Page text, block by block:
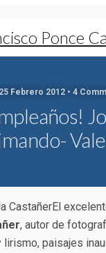
Ponce
25 Febrero 2012 • 4
El
, autor de
lirismo, paisajes